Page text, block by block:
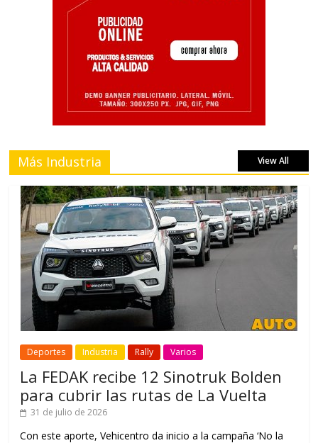
Más Industria View All
Deportes Industria Rally Varios
La FEDAK recibe 12 Sinotruk Bolden
para cubrir las rutas de La Vuelta
31 de julio de 2026
Con este aporte, Vehicentro da inicio a la campaña ‘No la